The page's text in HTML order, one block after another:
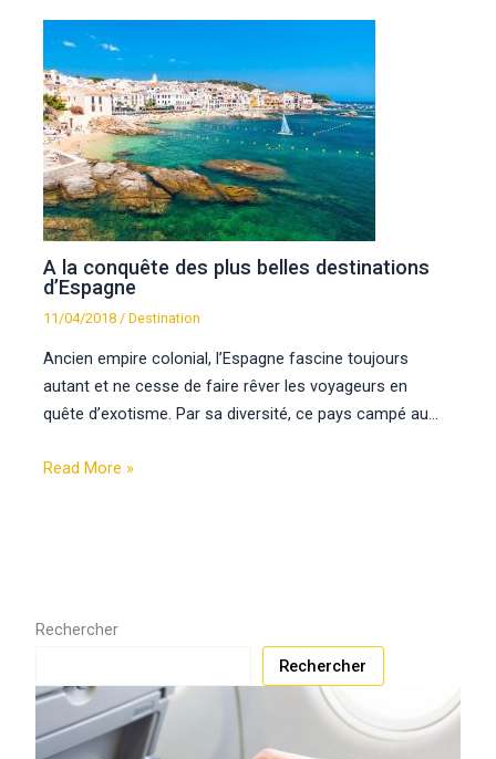
A la conquête des plus belles destinations
d’Espagne
11/04/2018 /Destination
Ancien empire colonial, l’Espagne fascine toujours
autant et ne cesse de faire rêver les voyageurs en
quête d’exotisme. Par sa diversité, ce pays campé au…
Read More »
Rechercher
Rechercher